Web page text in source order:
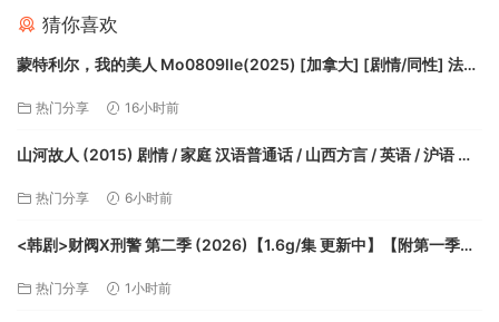
猜你喜欢
蒙特利尔，我的美人 Mo0809lle(2025) [加拿大] [剧情/同性] 法
热门分享 16小时前
山河故人 (2015) 剧情 / 家庭 汉语普通话 / 山西方言 / 英语 / 沪语 又
热门分享 6小时前
<韩剧>财阀X刑警 第二季 (2026)【1.6g/集 更新中】【附第一季】
热门分享 1小时前